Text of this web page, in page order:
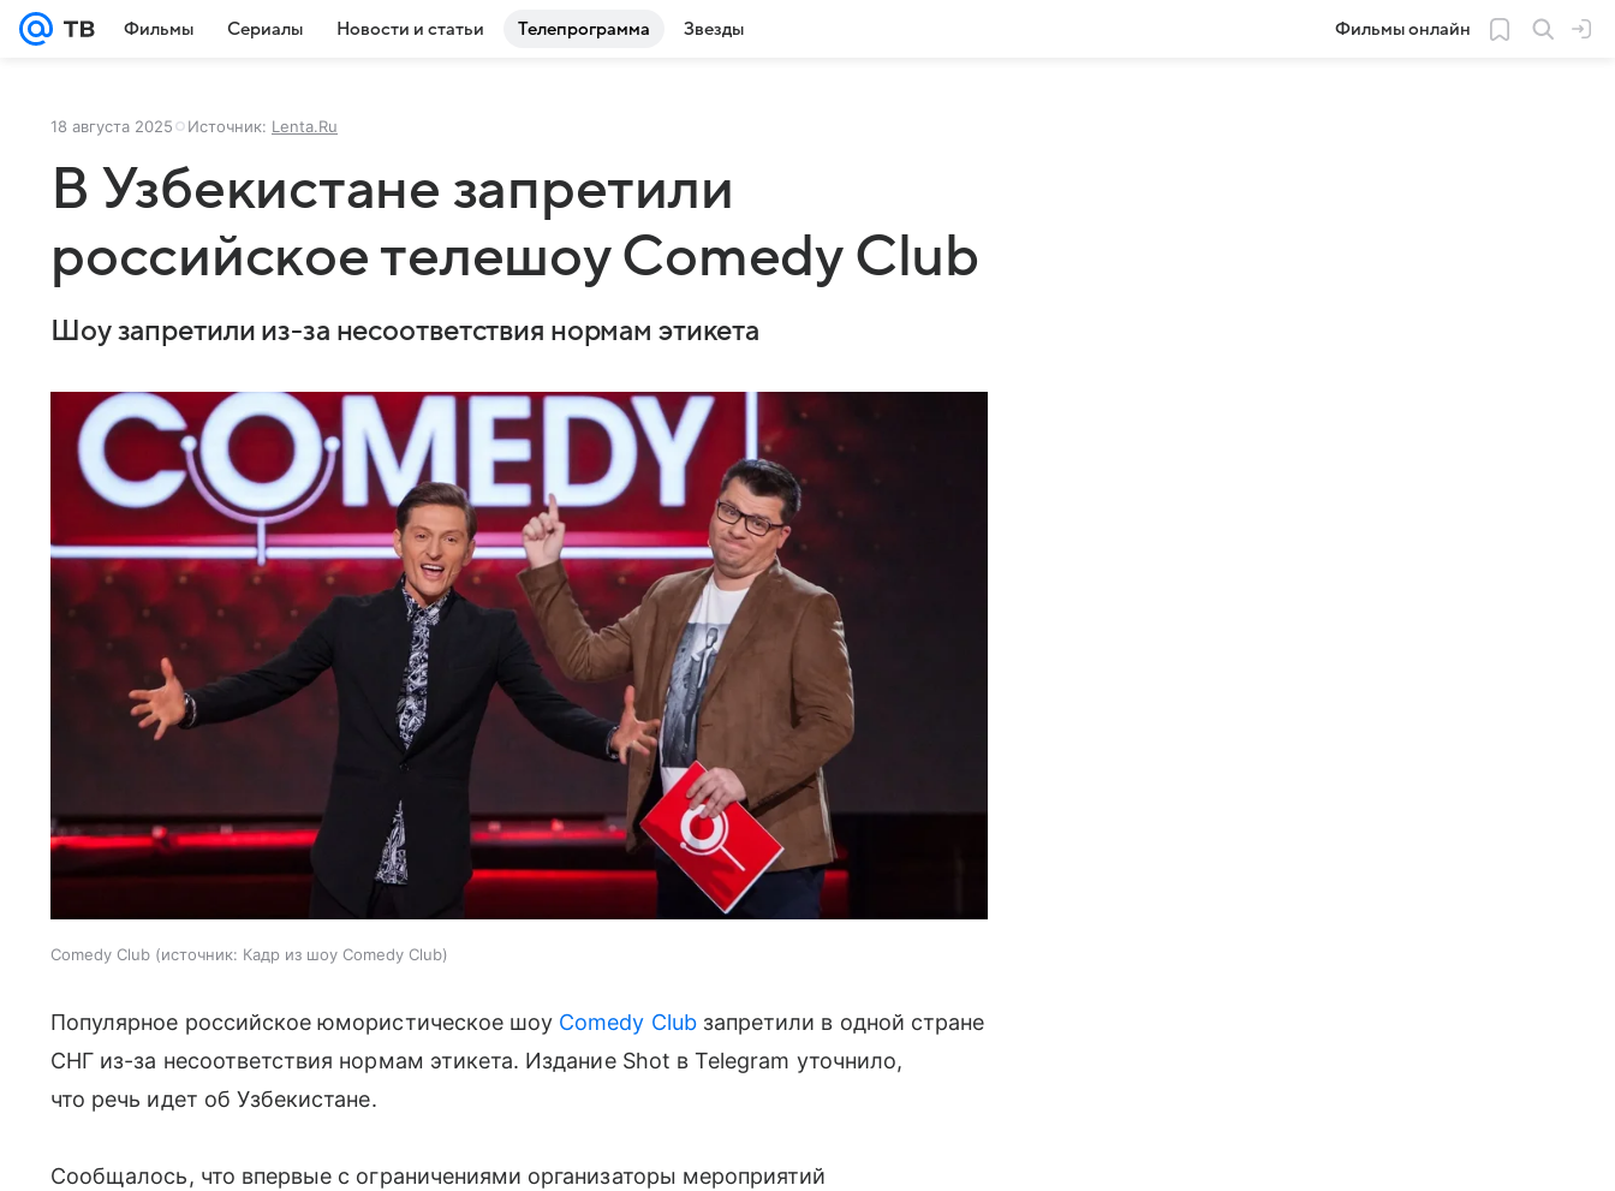
Фильмы Сериалы Новости и статьи Телепрограмма Звезды Фильмы онлайн
18 августа 2025 Источник: Lenta.Ru
В Узбекистане запретили
российское телешоу Comedy Club
Шоу запретили из-за несоответствия нормам этикета
Comedy Club источник: Кадр из шоу Comedy Club
Популярное российское юмористическое шоу Comedy Clubзапретили в одной стране
СНГ из-за несоответствия нормам этикета. Издание Shot в Telegram уточнило,
что речь идет об Узбекистане.
Сообщалось, что впервые с ограничениями организаторы мероприятий